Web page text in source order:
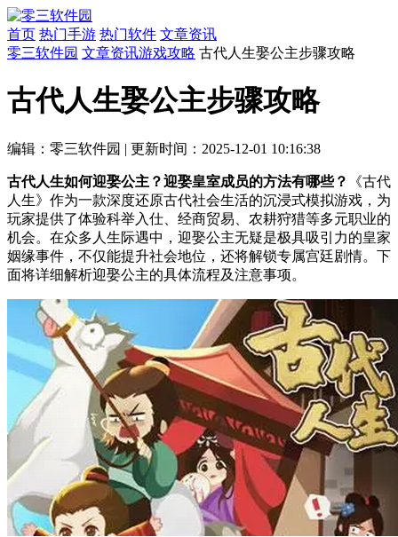
首页 热门手游 热门软件 文章资讯
零三软件园 文章资讯游戏攻略 古代人生娶公主步骤攻略
古代人生娶公主步骤攻略
编辑：零三软件园 | 更新时间：2025-12-01 10:16:38
古代人生如何迎娶公主？迎娶皇室成员的方法有哪些？
《古代
人生》作为一款深度还原古代社会生活的沉浸式模拟游戏，为
玩家提供了体验科举入仕、经商贸易、农耕狩猎等多元职业的
机会。在众多人生际遇中，迎娶公主无疑是极具吸引力的皇家
姻缘事件，不仅能提升社会地位，还将解锁专属宫廷剧情。下
面将详细解析迎娶公主的具体流程及注意事项。